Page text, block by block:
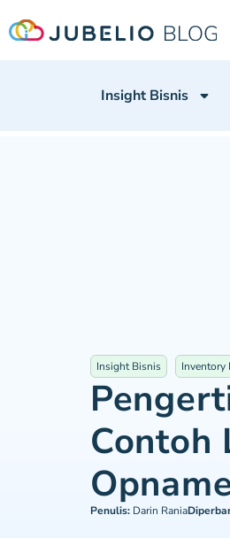
Insight Bisnis
Insight Bisnis Inventory
Contoh
Penulis: Darin Rania